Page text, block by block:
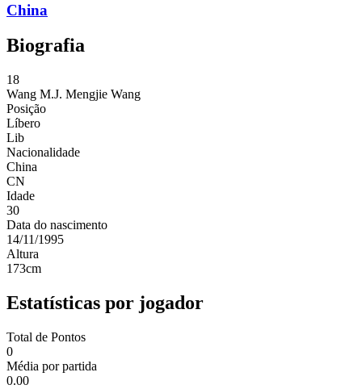
China
Biografia
18
Wang M.J. Mengjie Wang
Posição
Líbero
Lib
Nacionalidade
China
CN
Idade
30
Data do nascimento
14/11/1995
Altura
173cm
Estatísticas por jogador
Total de Pontos
0
Média por partida
0.00